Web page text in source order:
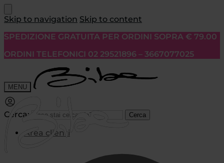
Skip to navigation Skip to content
SPEDIZIONE GRATUITA PER ORDINI SOPRA € 79.00
ORDINI TELEFONICI 02 29521896 – 3667077025
MENU
Cerca: Cerca
Area clienti